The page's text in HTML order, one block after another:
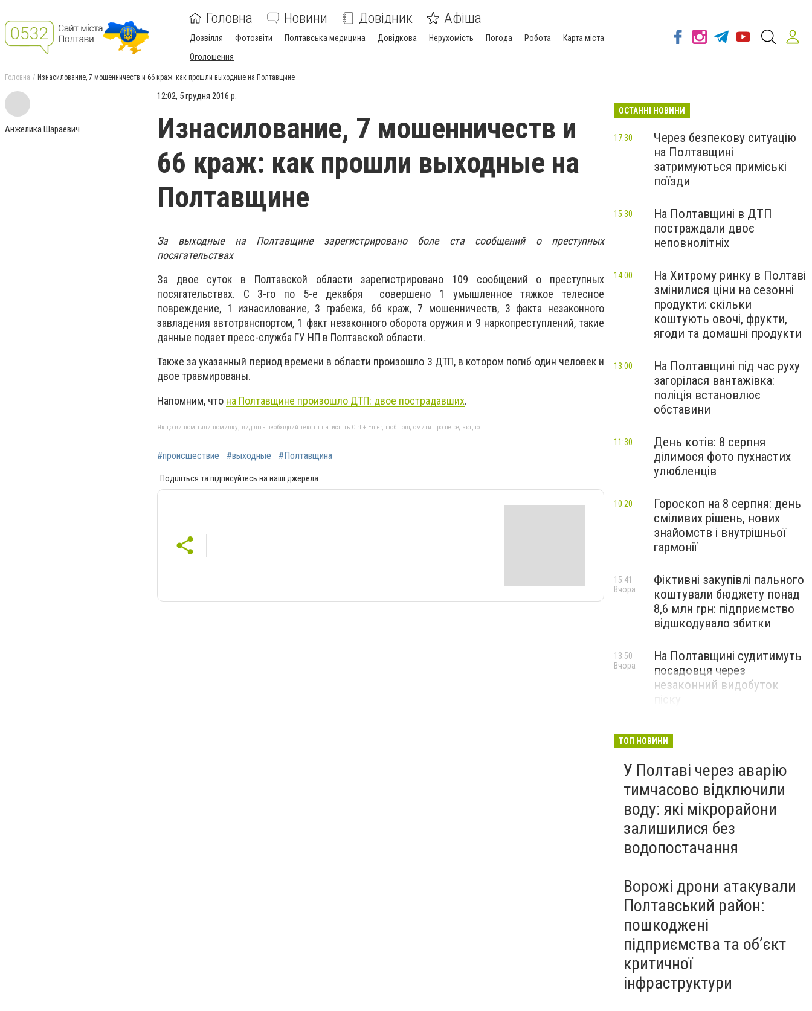
Головна Новини Довідник Афіша
Дозвілля Фотозвіти Полтавська медицина Довідкова Нерухомість Погода Робота
Карта міста
Оголошення
Головна Изнасилование, 7 мошенничеств и 66 краж: как прошли выходные на Полтавщине
Анжелика Шараевич
12:02, 5 грудня 2016 р.
Изнасилование, 7 мошенничеств и
66 краж: как прошли выходные на
Полтавщине
За выходные на Полтавщине зарегистрировано боле ста сообщений о преступных
посягательствах
За двое суток в Полтавской области зарегистрировано 109 сообщений о преступных
посягательствах. С 3-го по 5-е декабря совершено 1 умышленное тяжкое телесное
повреждение, 1 изнасилование, 3 грабежа, 66 краж, 7 мошенничеств, 3 факта незаконного
завладения автотранспортом, 1 факт незаконного оборота оружия и 9 наркопреступлений, такие
данные подает пресс-служба ГУ НП в Полтавской области.
Также за указанный период времени в области произошло 3 ДТП, в котором погиб один человек и
двое травмированы.
Напомним, что на Полтавщине произошло ДТП: двое пострадавших.
Якщо ви помітили помилку, виділіть необхідний текст і натисніть Ctrl + Enter, щоб повідомити про це редакцію
#происшествие #выходные #Полтавщина
Поділіться та підписуйтесь на наші джерела
ОСТАННІ НОВИНИ
Через безпекову ситуацію
на Полтавщині
затримуються приміські
поїзди
17:30
На Полтавщині в ДТП
постраждали двоє
неповнолітніх
15:30
На Хитрому ринку в Полтаві
змінилися ціни на сезонні
продукти: скільки
коштують овочі, фрукти,
ягоди та домашні продукти
14:00
На Полтавщині під час руху
загорілася вантажівка:
поліція встановлює
обставини
13:00
День котів: 8 серпня
ділимося фото пухнастих
улюбленців
11:30
Гороскоп на 8 серпня: день
сміливих рішень, нових
знайомств і внутрішньої
гармонії
10:20
Фіктивні закупівлі пального
коштували бюджету понад
8,6 млн грн: підприємство
відшкодувало збитки
15:41
Вчора
На Полтавщині судитимуть
посадовця через
незаконний видобуток
13:50
Вчора
ТОП НОВИНИ
У Полтаві через аварію
тимчасово відключили
воду: які мікрорайони
залишилися без
водопостачання
Ворожі дрони атакували
Полтавський район:
пошкоджені
підприємства та об’єкт
критичної
інфраструктури